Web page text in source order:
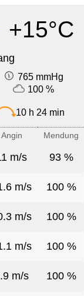
+15°C
765 mmHg
100 %
10 h 24 min
Angin Mendung
m/s 93 %
m/s 100 %
m/s 100 %
m/s 100 %
m/s 100 %